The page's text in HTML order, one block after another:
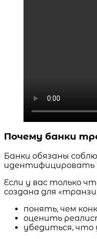
Почему банки
Банки обязаны
идентифицировать
Если у вас только
создана для
понять, чем
оценить
убедиться, что